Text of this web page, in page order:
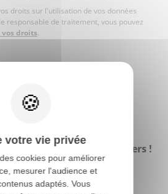
droits sur l'utilisation de vos données
responsable de traitement, vous pouvez
vos droits.
?
ou bien faites-vous
par l’un de nos conseillers !
votre vie privée
cookies pour améliorer
mesurer l'audience et
adaptés. Vous